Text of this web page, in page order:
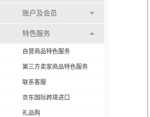
账户及会员
特色服务
自营商品特色服务
第三方卖家商品特色服务
联系客服
京东国际跨境进口
礼品购